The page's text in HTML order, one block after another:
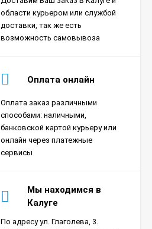
области курьером или службой
доставки, так же есть
возможность самовывоза
Оплата онлайн
Оплата заказ различными
способами: наличными,
банковской картой курьеру или
онлайн через платежные
сервисы
Мы находимся в
Калуге
По адресу ул. Глаголева, 3.
Сплит-система Xigma
SKY27RHA-ODU Sky
18 390₽
Сплит-система Ultima
Comfort SIR-I07PN-
IN/SIR-I07PN-OUT Sirius